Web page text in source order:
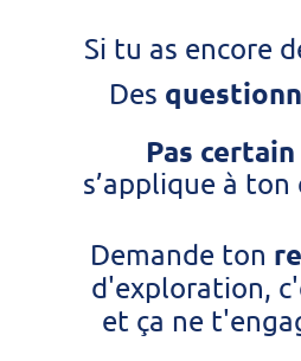
Si tu as encore
Des
Pas certain
s’applique à ton
Demande ton
d'exploration,
et ça ne